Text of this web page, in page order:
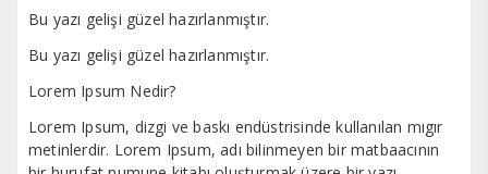
Bu yazı gelişi güzel hazırlanmıştır.
Bu yazı gelişi güzel hazırlanmıştır.
Lorem Ipsum Nedir?
Lorem Ipsum, dizgi ve baskı endüstrisinde kullanılan mıgır
metinlerdir. Lorem Ipsum, adı bilinmeyen bir matbaacının